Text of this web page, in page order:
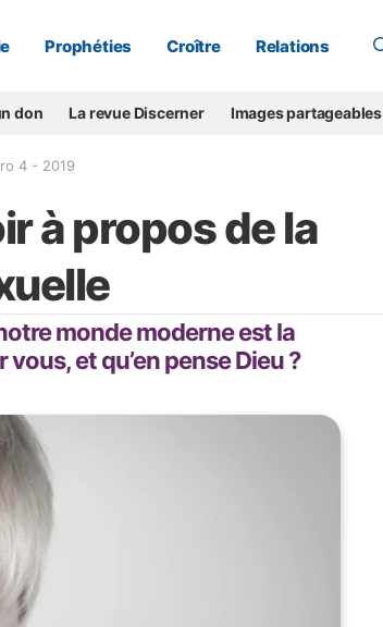
Prophéties Croître Relations
don La revue Discerner Images partageables
4 - 2019
à propos de la
monde moderne est la
et qu’en pense Dieu ?